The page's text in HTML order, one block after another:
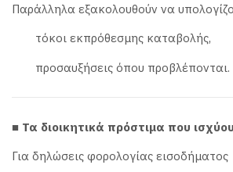
Παράλληλα εξακολουθούν να
τόκοι εκπρόθεσμης καταβολής,
προσαυξήσεις όπου προβλέπονται.
■ Τα διοικητικά πρόστιμα που
Για δηλώσεις φορολογίας εισοδήματος